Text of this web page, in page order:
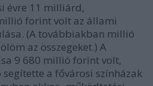
évre 11 milliárd,
forint volt az állami
(A továbbiakban millió
az összegeket.) A
9 680 millió forint volt,
a fővárosi színházak